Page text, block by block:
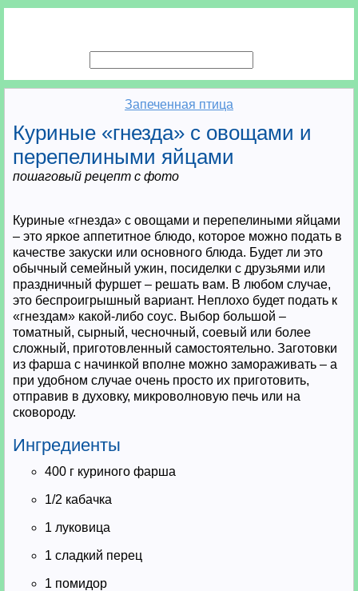
Запеченная птица
Куриные «гнезда» с овощами и
перепелиными яйцами
пошаговый рецепт с фото
Куриные «гнезда» с овощами и перепелиными яйцами
– это яркое аппетитное блюдо, которое можно подать в
качестве закуски или основного блюда. Будет ли это
обычный семейный ужин, посиделки с друзьями или
праздничный фуршет – решать вам. В любом случае,
это беспроигрышный вариант. Неплохо будет подать к
«гнездам» какой-либо соус. Выбор большой –
томатный, сырный, чесночный, соевый или более
сложный, приготовленный самостоятельно. Заготовки
из фарша с начинкой вполне можно замораживать – а
при удобном случае очень просто их приготовить,
отправив в духовку, микроволновую печь или на
сковороду.
Ингредиенты
400 г куриного фарша
1/2 кабачка
1 луковица
1 сладкий перец
1 помидор